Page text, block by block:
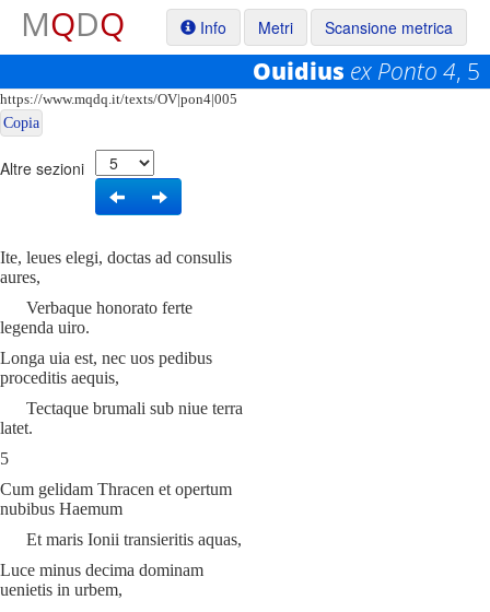
MQDQ Info Metri Scansione metrica
Ouidius ex Ponto 4, 5
https://www.mqdq.it/texts/OV|pon4|005
Copia
Altre sezioni
Ite, leues elegi, doctas ad consulis
aures,
Verbaque honorato ferte
legenda uiro.
Longa uia est, nec uos pedibus
proceditis aequis,
Tectaque brumali sub niue terra
latet.
5
Cum gelidam Thracen et opertum
nubibus Haemum
Et maris Ionii transieritis aquas,
Luce minus decima dominam
uenietis in urbem,